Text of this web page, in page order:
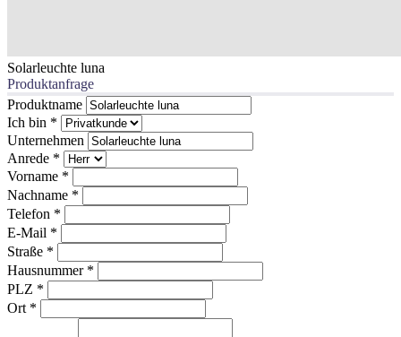
Solarleuchte luna
Produktanfrage
Produktname
Ich bin *
Unternehmen
Anrede *
Vorname *
Nachname *
Telefon *
E-Mail *
Straße *
Hausnummer *
PLZ *
Ort *